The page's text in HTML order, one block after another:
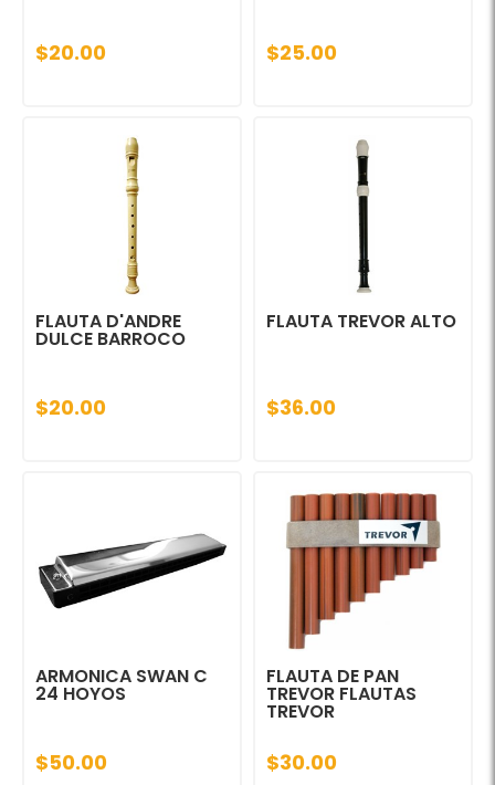
$20.00 $25.00
FLAUTA D'ANDRE
DULCE BARROCO
$20.00
FLAUTA TREVOR ALTO
$36.00
ARMONICA SWAN C
24 HOYOS
$50.00
FLAUTA DE PAN
TREVOR FLAUTAS
TREVOR
$30.00